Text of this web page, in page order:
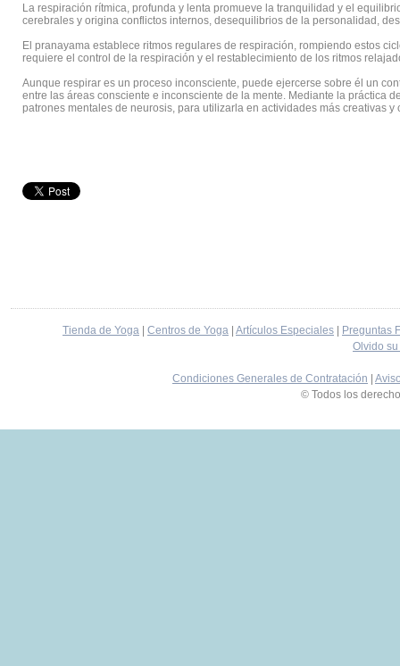
La respiración rítmica, profunda y lenta promueve la tranquilidad y el
cerebrales y origina conflictos internos, desequilibrios de la personalidad,
El pranayama establece ritmos regulares de respiración, rompiendo estos
requiere el control de la respiración y el restablecimiento de los ritmos
Aunque respirar es un proceso inconsciente, puede ejercerse sobre él un
entre las áreas consciente e inconsciente de la mente. Mediante la práctica
patrones mentales de neurosis, para utilizarla en actividades más creativas y
Tienda de Yoga Centros de Yoga Artículos Especiales
Preguntas
Olvido
Condiciones Generales de Contratación
© Todos los